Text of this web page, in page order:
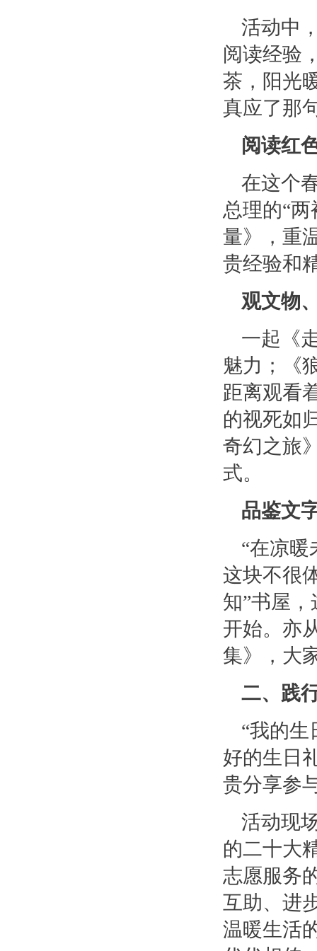
活动中
阅读经验
茶，阳光
真应了那
阅读红
在这个
总理的“
量》，重
贵经验和
观文物
一起《
魅力；《
距离观看
的视死如
奇幻之旅
式。
品鉴文
“在凉
这块不很
知”书屋
开始。亦
集》，大
二、践
“我的生
好的生日
贵分享参
活动现
的二十大
志愿服务
互助、进
温暖生活